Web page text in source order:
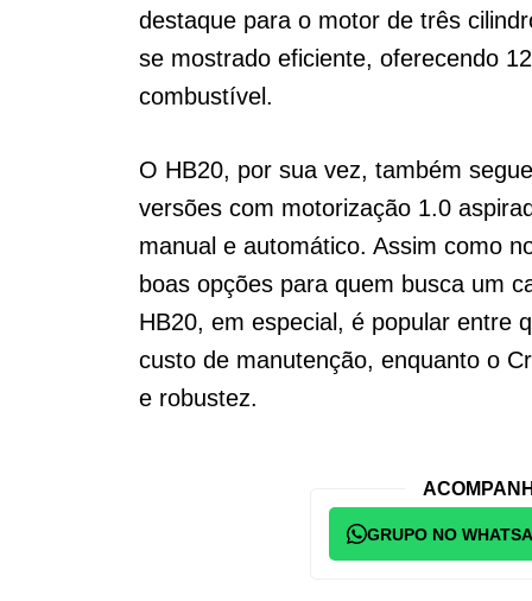
destaque para o motor de três
se mostrado eficiente, oferecendo
combustível.
O HB20, por sua vez, também
versões com motorização 1.0
manual e automático. Assim como
boas opções para quem busca um
HB20, em especial, é popular entre
custo de manutenção, enquanto o
e robustez.
GRUPO NO